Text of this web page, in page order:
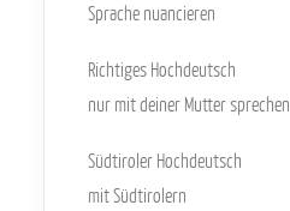
Sprache nuancieren
Richtiges Hochdeutsch
nur mit deiner Mutter sprechen
Südtiroler Hochdeutsch
mit Südtirolern